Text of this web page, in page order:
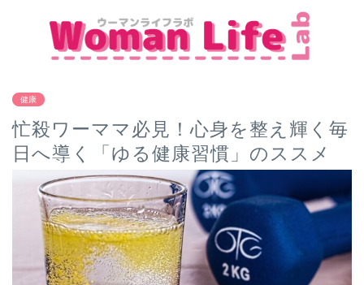
健康
忙殺ワーママ必見！心身を整え輝く毎
日へ導く「ゆる健康習慣」のススメ